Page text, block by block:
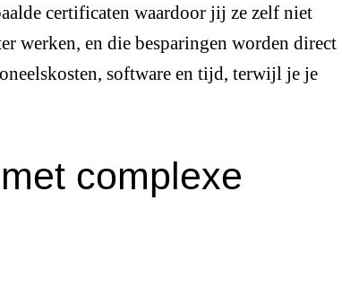
certificaten waardoor jij ze zelf niet
werken, en die besparingen worden direct
software en tijd, terwijl je je
complexe